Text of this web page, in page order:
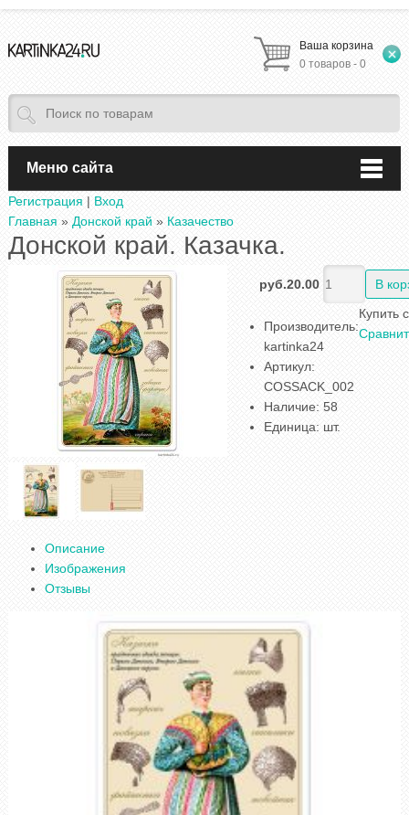
Ваша корзина
0 товаров - 0
Меню сайта
Регистрация | Вход
Главная » Донской край » Казачество
Донской край. Казачка.
руб.20.00
Производитель:
kartinka24
Артикул:
COSSACK_002
Наличие: 58
Единица: шт.
Купить
Описание
Изображения
Отзывы